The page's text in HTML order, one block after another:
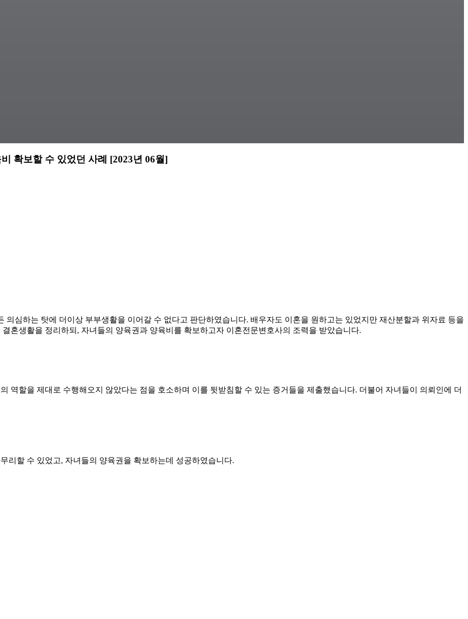
확보할 수 있었던 사례 [2023년 06월]
의심하는 탓에 더이상 부부생활을 이어갈 수 없다고 판단하였습니다. 배우자도 이혼을 원하고는 있었지만 재산분할과 위자료 등을
혼생활을 정리하되, 자녀들의 양육권과 양육비를 확보하고자 이혼전문변호사의 조력을 받았습니다.
역할을 제대로 수행해오지 않았다는 점을 호소하며 이를 뒷받침할 수 있는 증거들을 제출했습니다. 더불어 자녀들이 의뢰인에 더
리할 수 있었고, 자녀들의 양육권을 확보하는데 성공하였습니다.